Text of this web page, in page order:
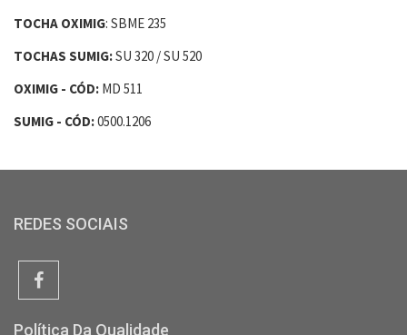
TOCHA OXIMIG: SBME 235
TOCHAS SUMIG:SU 320 / SU 520
OXIMIG - CÓD: MD 511
SUMIG - CÓD:0500.1206
REDES SOCIAIS
Política Da Qualidade